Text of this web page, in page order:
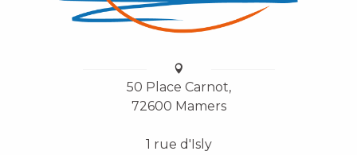
50 Place Carnot,
72600 Mamers
1 rue d'Isly